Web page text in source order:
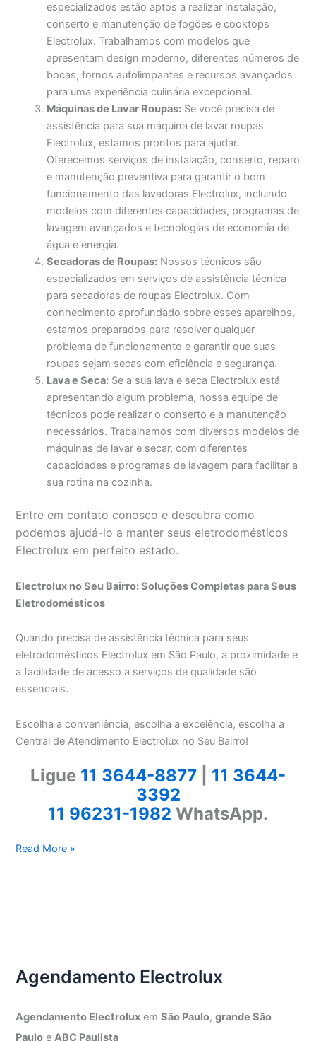
especializados estão aptos a realizar instalação,
conserto e manutenção de fogões e cooktops
Electrolux. Trabalhamos com modelos que
apresentam design moderno, diferentes números de
bocas, fornos autolimpantes e recursos avançados
para uma experiência culinária excepcional.
Máquinas de Lavar Roupas: Se você precisa de
assistência para sua máquina de lavar roupas
Electrolux, estamos prontos para ajudar.
Oferecemos serviços de instalação, conserto, reparo
e manutenção preventiva para garantir o bom
funcionamento das lavadoras Electrolux, incluindo
modelos com diferentes capacidades, programas de
lavagem avançados e tecnologias de economia de
água e energia.
Secadoras de Roupas: Nossos técnicos são
especializados em serviços de assistência técnica
para secadoras de roupas Electrolux. Com
conhecimento aprofundado sobre esses aparelhos,
estamos preparados para resolver qualquer
problema de funcionamento e garantir que suas
roupas sejam secas com eficiência e segurança.
Lava e Seca: Se a sua lava e seca Electrolux está
apresentando algum problema, nossa equipe de
técnicos pode realizar o conserto e a manutenção
necessários. Trabalhamos com diversos modelos de
máquinas de lavar e secar, com diferentes
capacidades e programas de lavagem para facilitar a
sua rotina na cozinha.
Entre em contato conosco e descubra como
podemos ajudá-lo a manter seus eletrodomésticos
Electrolux em perfeito estado.
Electrolux no Seu Bairro: Soluções Completas para Seus
Eletrodomésticos
Quando precisa de assistência técnica para seus
eletrodomésticos Electrolux em São Paulo, a proximidade e
a facilidade de acesso a serviços de qualidade são
essenciais.
Escolha a conveniência, escolha a excelência, escolha a
Central de Atendimento Electrolux no Seu Bairro!
Ligue 11 3644-8877
11 3644-
3392
11 96231-1982 WhatsApp.
Electrolux
Read More »
Agendamento Electrolux
Agendamento Electrolux emSão Paulo,grande São
Paulo eABC Paulista